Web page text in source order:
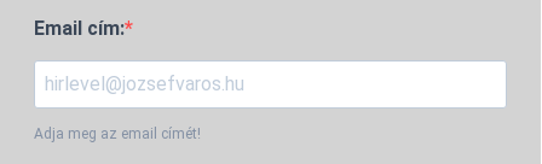
Email cím:
Adja meg az email címét!